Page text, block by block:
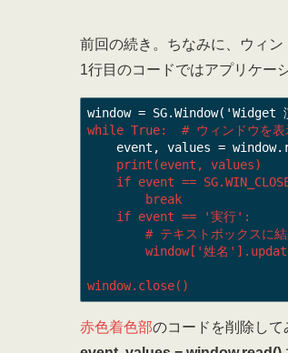
前回の続き。ちなみに、ウィン
1行目のコードではアプリケー
while True:  # ウィンドウを表
window.close()
赤色着色部のコードを削除して